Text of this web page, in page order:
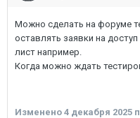
Можно сделать на форуме
оставлять заявки на
лист например.
Когда можно ждать
Изменено 4 декабря 2025